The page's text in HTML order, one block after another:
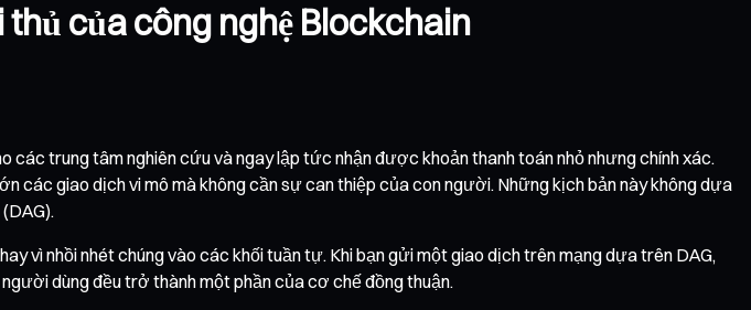
thủ của công nghệ Blockchain
trung tâm nghiên cứu và ngay lập tức nhận được khoản thanh toán nhỏ nhưng chính xác.
các giao dịch vi mô mà không cần sự can thiệp của con người. Những kịch bản này không dựa
vì nhồi nhét chúng vào các khối tuần tự. Khi bạn gửi một giao dịch trên mạng dựa trên DAG,
dùng đều trở thành một phần của cơ chế đồng thuận.